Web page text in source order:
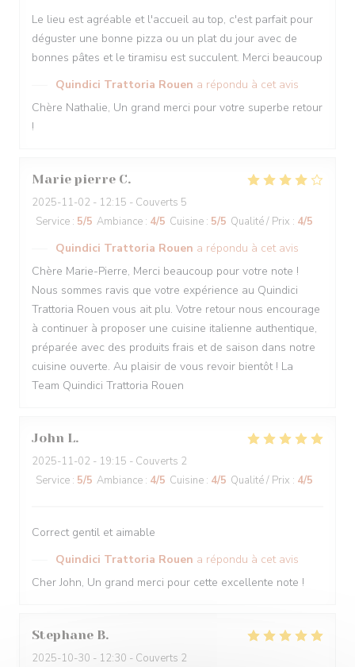
Le lieu est agréable et l'accueil au top, c'est parfait pour
déguster une bonne pizza ou un plat du jour avec de
bonnes pâtes et le tiramisu est succulent. Merci beaucoup
Quindici Trattoria Rouen a répondu à cet avis
Chère Nathalie, Un grand merci pour votre superbe retour
!
Marie pierre C
2025-11-02 - 12:15 - Couverts 5
Service : 5/5 Ambiance : 4/5 Cuisine : 5/5 Qualité / Prix : 4/5
Quindici Trattoria Rouen a répondu à cet avis
Chère Marie-Pierre, Merci beaucoup pour votre note !
Nous sommes ravis que votre expérience au Quindici
Trattoria Rouen vous ait plu. Votre retour nous encourage
à continuer à proposer une cuisine italienne authentique,
préparée avec des produits frais et de saison dans notre
cuisine ouverte. Au plaisir de vous revoir bientôt ! La
Team Quindici Trattoria Rouen
John L
2025-11-02 - 19:15 - Couverts 2
Service : 5/5 Ambiance : 4/5 Cuisine : 4/5 Qualité / Prix : 4/5
Correct gentil et aimable
Quindici Trattoria Rouen a répondu à cet avis
Cher John, Un grand merci pour cette excellente note !
Stephane B
2025-10-30 - 12:30 - Couverts 2